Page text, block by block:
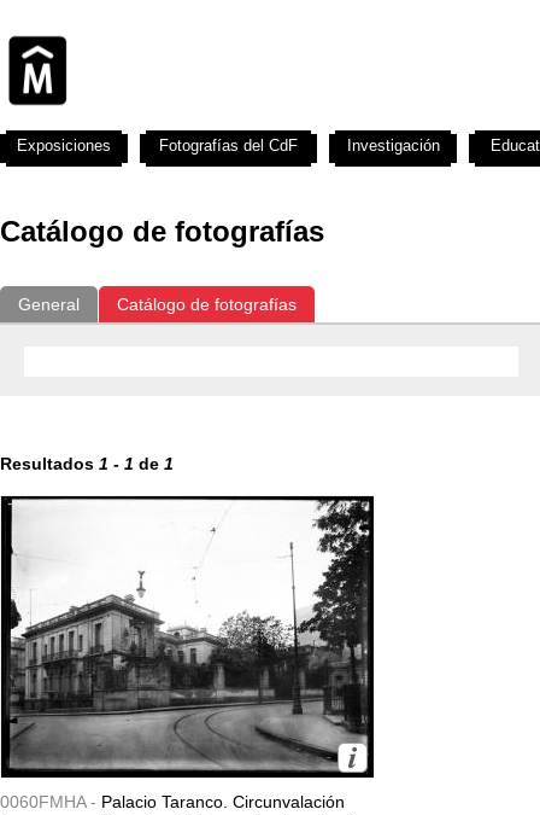
Catálogo de fotografías
General Catálogo de fotografías
Resultados 1 - 1 de 1
0060FMHA - Palacio Taranco. Circunvalación
Exposiciones Fotografías del CdF Investigación